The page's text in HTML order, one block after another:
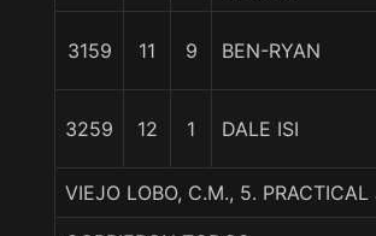
3159 11 9 BEN-RYAN
3259 12 1 DALE ISI
VIEJO LOBO, C.M., 5.